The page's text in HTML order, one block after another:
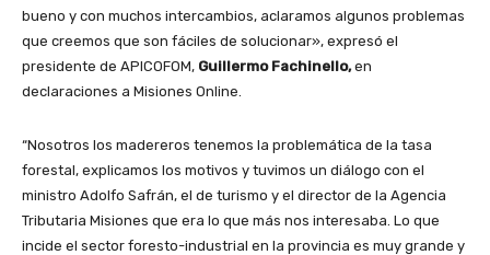
bueno y con muchos intercambios, aclaramos algunos problemas
que creemos que son fáciles de solucionar», expresó el
presidente de APICOFOM, Guillermo Fachinello,en
declaraciones a Misiones Online.
“Nosotros los madereros tenemos la problemática de la tasa
forestal, explicamos los motivos y tuvimos un diálogo con el
ministro Adolfo Safrán, el de turismo y el director de la Agencia
Tributaria Misiones que era lo que más nos interesaba. Lo que
incide el sector foresto-industrial en la provincia es muy grande y